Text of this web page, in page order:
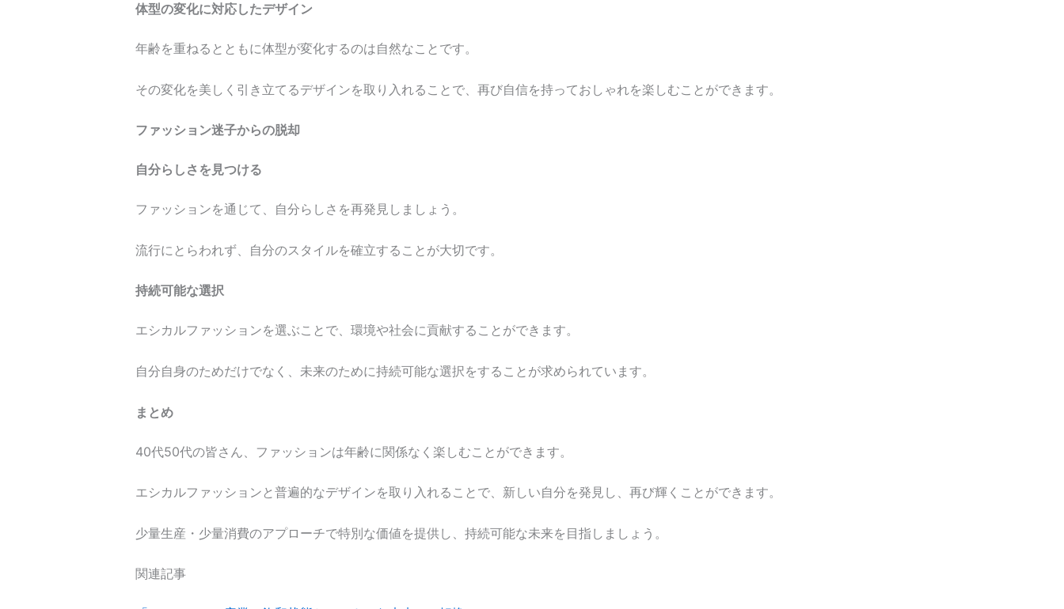
体型の変化に対応したデザイン
年齢を重ねるとともに体型が変化するのは自然なことです。
その変化を美しく引き立てるデザインを取り入れることで、再び自信を持っておしゃれを楽しむことができます。
ファッション迷子からの脱却
自分らしさを見つける
ファッションを通じて、自分らしさを再発見しましょう。
流行にとらわれず、自分のスタイルを確立することが大切です。
持続可能な選択
エシカルファッションを選ぶことで、環境や社会に貢献することができます。
自分自身のためだけでなく、未来のために持続可能な選択をすることが求められています。
まとめ
40代50代の皆さん、ファッションは年齢に関係なく楽しむことができます。
エシカルファッションと普遍的なデザインを取り入れることで、新しい自分を発見し、再び輝くことができます。
少量生産・少量消費のアプローチで特別な価値を提供し、持続可能な未来を目指しましょう。
関連記事